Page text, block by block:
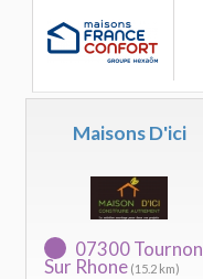
Maisons D'ici
07300 Tournon
Sur Rhone (15.2 km)